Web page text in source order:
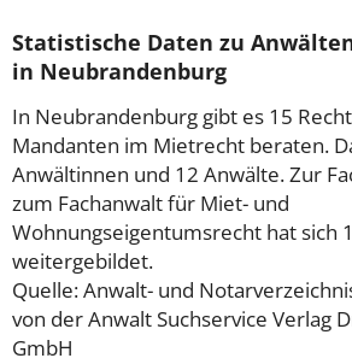
Statistische Daten zu
in Neubrandenburg
In Neubrandenburg gibt es 15
Mandanten im Mietrecht beraten.
Anwältinnen und 12 Anwälte. Zur
zum Fachanwalt für Miet- und
Wohnungseigentumsrecht hat sich
weitergebildet.
Quelle: Anwalt- und
von der Anwalt Suchservice Verlag
GmbH